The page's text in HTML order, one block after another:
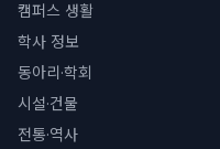
캠퍼스 생활
학사 정보
동아리·학회
시설·건물
전통·역사